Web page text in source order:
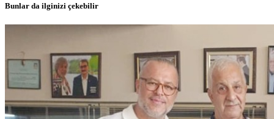
Bunlar da ilginizi çekebilir